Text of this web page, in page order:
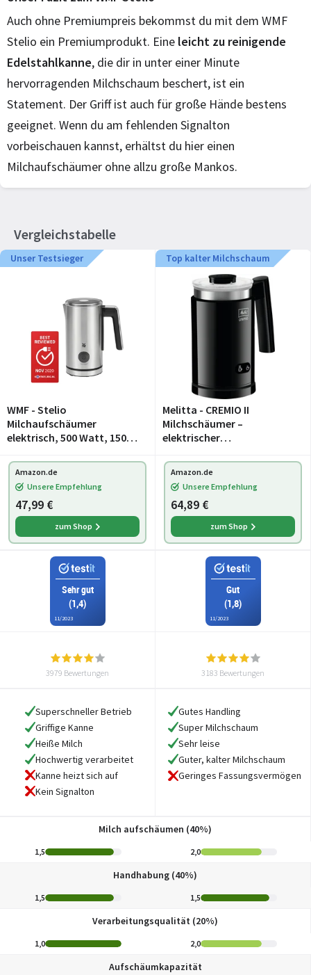
Auch ohne Premiumpreis bekommst du mit dem WMF
Stelio ein Premiumprodukt. Eine leicht zu reinigende
Edelstahlkanne, die dir in unter einer Minute
hervorragenden Milchschaum beschert, ist ein
Statement. Der Griff ist auch für große Hände bestens
geeignet. Wenn du am fehlenden Signalton
vorbeischauen kannst, erhältst du hier einen
Milchaufschäumer ohne allzu große Mankos.
Vergleichstabelle
Unser Testsieger
WMF - Stelio
Milchaufschäumer
elektrisch, 500 Watt, 150-
Antihaftbeschichtung,
kabellos, für Milchschaum
heiss und kalt, heiße
Schokolade, cromargan
Top kalter Milchschaum
Melitta - CREMIO II
Milchschäumer –
elektrischer
und warme Milch für z. B.
Cappuccino, Latte
Macchiato oder heiße
Schokolade, schwarz
Amazon.de
Unsere Empfehlung
47,99 €
zum Shop
Amazon.de
Unsere Empfehlung
64,89 €
zum Shop
Sehr gut
(1,4)
11/2023
Gut
(1,8)
11/2023
3979 Bewertungen 3183 Bewertungen
Superschneller Betrieb
Griffige Kanne
Heiße Milch
Hochwertig verarbeitet
Kanne heizt sich auf
Kein Signalton
Gutes Handling
Super Milchschaum
Sehr leise
Guter, kalter Milchschaum
Geringes Fassungsvermögen
Milch aufschäumen (40%)
1,5 2,0
Handhabung (40%)
1,5 1,5
Verarbeitungsqualität (20%)
1,0 2,0
Aufschäumkapazität